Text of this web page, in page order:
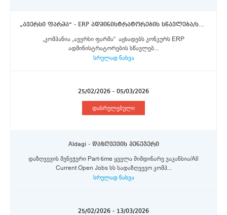
„ავერსი ფარმა“ - ERP ადმინისტრატორების სწავლება/სტაჟირება
„კომპანია „ავერსი ფარმა“ აცხადებს კონკურს ERP
ადმინისტრატორების სწავლებ...
სრულად ნახვა
25/02/2026 - 05/03/2026
დასრულებული
Aldagi - დაზღვევის მენეჯერი
დაზღვევის მენეჯერი Part-time ყველა მიმდინარე ვაკანსია/All
Current Open Jobs სს სადაზღვევო კომპ...
სრულად ნახვა
25/02/2026 - 13/03/2026